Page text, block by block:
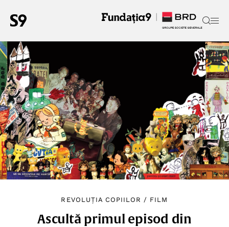
REVOLUȚIA COPIILOR / FILM
Ascultă primul episod din